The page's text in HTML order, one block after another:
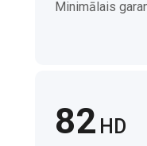
Minimālais
82 HD